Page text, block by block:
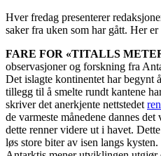
Hver fredag presenterer
saker fra uken som har gått. Her
FARE FOR «TITALLS
observasjoner og forskning fra
Det islagte kontinentet har begynt
tillegg til å smelte rundt kantene
skriver det anerkjente nettstedet
de varmeste månedene dannes
dette renner videre ut i havet.
løs store biter av isen langs